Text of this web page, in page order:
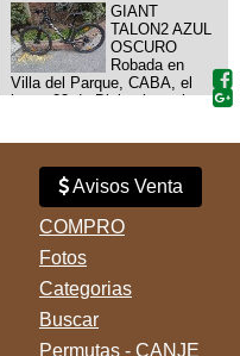
GIANT
TALON2 AZUL
OSCURO
Robada en
Villa del Parque, CABA, el
lunes 23 de Diciembre a las
Avisos Venta
COMPRO
Fotos
Categorias
Buscar
Permutas - CANJE